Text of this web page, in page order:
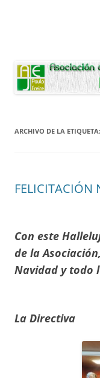
ARCHIVO DE LA ETIQUETA:
FELICITACIÓN
Con este
de la
Navidad y todo
La Directiva